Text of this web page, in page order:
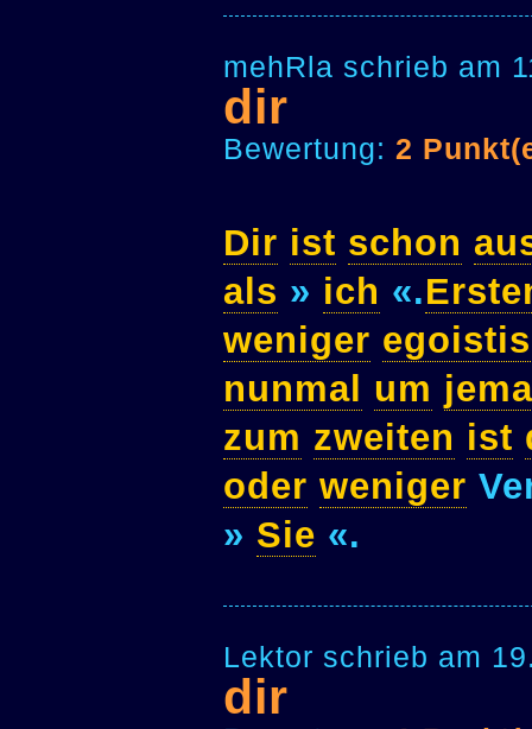
mehRla schrieb am
dir
Bewertung: 2
Dir ist schon
als » ich «.
weniger
nunmal
um
zum zweiten ist
oder weniger
» Sie «.
Lektor schrieb am
dir